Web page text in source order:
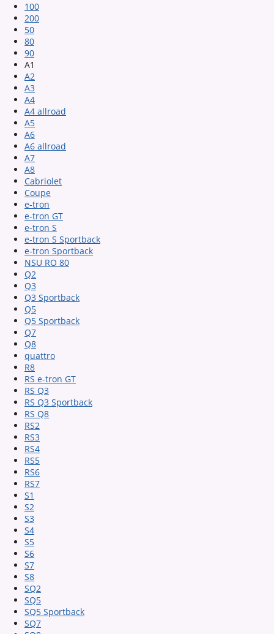
100
200
50
80
90
A1
A2
A3
A4
A4 allroad
A5
A6
A6 allroad
A7
A8
Cabriolet
Coupe
e-tron
e-tron GT
e-tron S
e-tron S Sportback
e-tron Sportback
NSU RO 80
Q2
Q3
Q3 Sportback
Q5
Q5 Sportback
Q7
Q8
quattro
R8
RS e-tron GT
RS Q3
RS Q3 Sportback
RS Q8
RS2
RS3
RS4
RS5
RS6
RS7
S1
S2
S3
S4
S5
S6
S7
S8
SQ2
SQ5
SQ5 Sportback
SQ7